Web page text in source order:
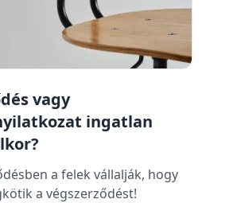
vagy
ingatlan
a felek vállalják, hogy
a végszerződést!